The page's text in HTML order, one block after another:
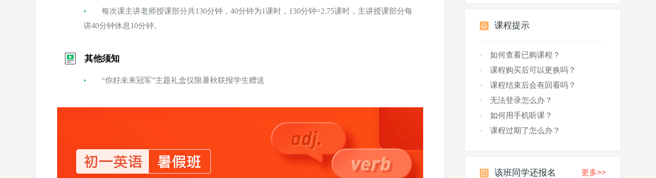
每次课主讲老师授课部分共130分钟，40分钟为1课时，130分钟=2.75课时，主讲授课部分每
讲40分钟休息10分钟。
其他须知
“你好未来冠军”主题礼盒仅限暑秋联报学生赠送
课程提示
如何查看已购课程？
课程购买后可以更换吗？
课程结束后会有回看吗？
无法登录怎么办？
如何用手机听课？
课程过期了怎么办？
该班同学还报名 更多>>